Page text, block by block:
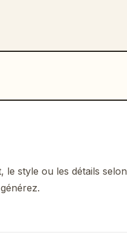
le style ou les détails selon